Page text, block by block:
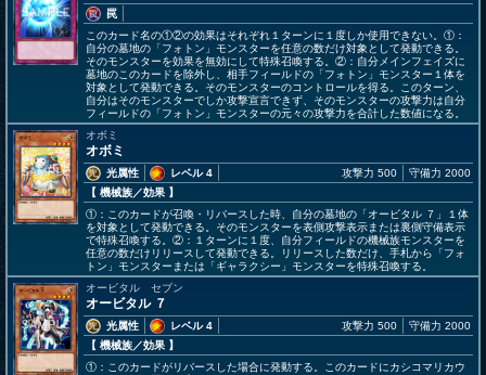
罠
このカード名の①②の効果はそれぞれ１ターンに１度しか使用できない。①：
自分の墓地の「フォトン」モンスターを任意の数だけ対象として発動できる。
そのモンスターを効果を無効にして特殊召喚する。②：自分メインフェイズに
墓地のこのカードを除外し、相手フィールドの「フォトン」モンスター１体を
対象として発動できる。そのモンスターのコントロールを得る。このターン、
自分はそのモンスターでしか攻撃宣言できず、そのモンスターの攻撃力は自分
フィールドの「フォトン」モンスターの元々の攻撃力を合計した数値になる。
オボミ
オボミ
光属性
レベル 4
【 機械族／効果 】
攻撃力 500 守備力 2000
①：このカードが召喚・リバースした時、自分の墓地の「オービタル ７」１体
を対象として発動できる。そのモンスターを表側攻撃表示または裏側守備表示
で特殊召喚する。②：１ターンに１度、自分フィールドの機械族モンスターを
任意の数だけリリースして発動できる。リリースした数だけ、手札から「フォ
トン」モンスターまたは「ギャラクシー」モンスターを特殊召喚する。
オービタル セブン
オービタル ７
光属性
レベル 4
【 機械族／効果 】
攻撃力 500 守備力 2000
①：このカードがリバースした場合に発動する。このカードにカシコマリカウ